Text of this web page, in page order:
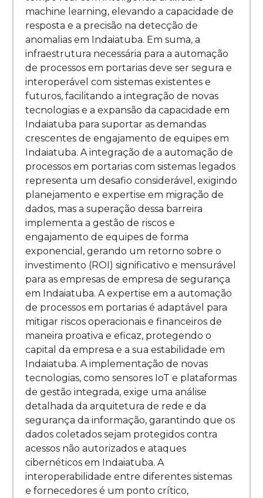
machine learning, elevando a capacidade de
resposta e a precisão na detecção de
anomalias em Indaiatuba. Em suma, a
infraestrutura necessária para a automação
de processos em portarias deve ser segura e
interoperável com sistemas existentes e
futuros, facilitando a integração de novas
tecnologias e a expansão da capacidade em
Indaiatuba para suportar as demandas
crescentes de engajamento de equipes em
Indaiatuba. A integração de a automação de
processos em portarias com sistemas legados
representa um desafio considerável, exigindo
planejamento e expertise em migração de
dados, mas a superação dessa barreira
implementa a gestão de riscos e
engajamento de equipes de forma
exponencial, gerando um retorno sobre o
investimento (ROI) significativo e mensurável
para as empresas de empresa de segurança
em Indaiatuba. A expertise em a automação
de processos em portarias é adaptável para
mitigar riscos operacionais e financeiros de
maneira proativa e eficaz, protegendo o
capital da empresa e a sua estabilidade em
Indaiatuba. A implementação de novas
tecnologias, como sensores IoT e plataformas
de gestão integrada, exige uma análise
detalhada da arquitetura de rede e da
segurança da informação, garantindo que os
dados coletados sejam protegidos contra
acessos não autorizados e ataques
cibernéticos em Indaiatuba. A
interoperabilidade entre diferentes sistemas
e fornecedores é um ponto crítico,